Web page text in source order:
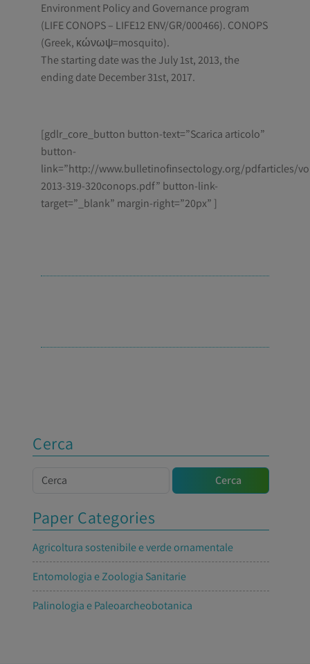
Environment Policy and Governance program
(LIFE CONOPS – LIFE12 ENV/GR/000466). CONOPS
(Greek, κώνωψ=mosquito).
The starting date was the July 1st, 2013, the
ending date December 31st, 2017.
[gdlr_core_button button-text=”Scarica articolo”
button-
link=”http://www.bulletinofinsectology.org/pdfarticles/
2013-319-320conops.pdf” button-link-
target=”_blank” margin-right=”20px” ]
Cerca
Cerca Cerca
Paper Categories
Agricoltura sostenibile e verde ornamentale
Entomologia e Zoologia Sanitarie
Palinologia e Paleoarcheobotanica